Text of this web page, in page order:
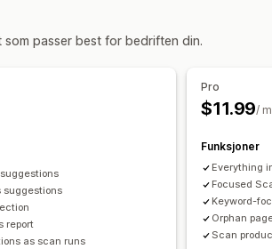
som passer best for bedriften din.
suggestions
report
as scan runs
Pro
$11.99/
Funksjoner
Everything
Focused
Keyword-
Orphan
Scan